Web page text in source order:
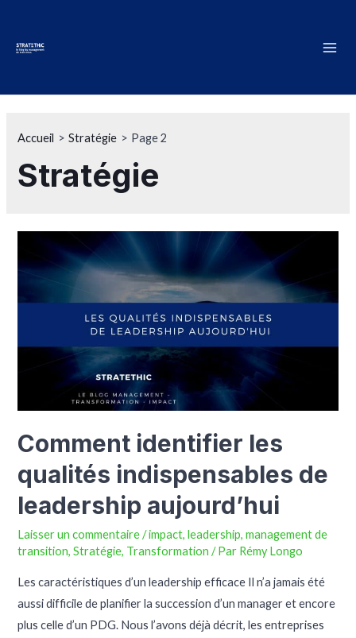
Accueil Stratégie Page 2
Stratégie
Comment identifier les
qualités indispensables de
leadership aujourd’hui
Laisser un commentaire /impact,leadership,management de
transition,Stratégie, Transformation / Par Rémy Longo
Les caractéristiques d’un leadership efficace Il n’a jamais été
aussi difficile de planifier la succession d’un manager et encore
plus celle d’un PDG. Nous l’avons déjà décrit, les entreprises